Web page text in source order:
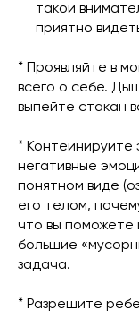
такой
приятно
* Проявляйте в
всего о себе.
выпейте стакан
*
негативные
понятном виде
его телом,
что вы поможете
большие
задача.
* Разрешите